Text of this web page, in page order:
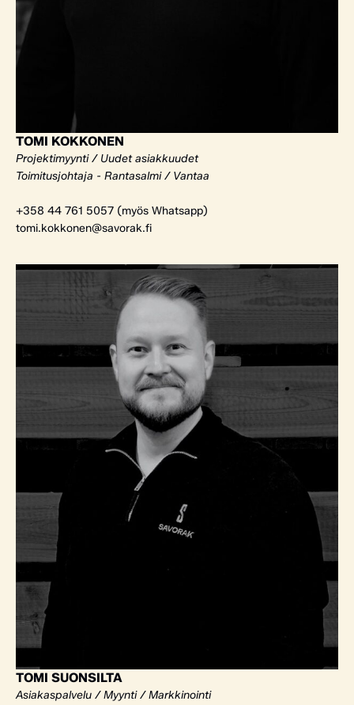
TOMI KOKKONEN
Projektimyynti / Uudet asiakkuudet
Toimitusjohtaja - Rantasalmi / Vantaa
+358 44 761 5057 (myös Whatsapp)
tomi.kokkonen@savorak.fi
TOMI SUONSILTA
Asiakaspalvelu / Myynti / Markkinointi